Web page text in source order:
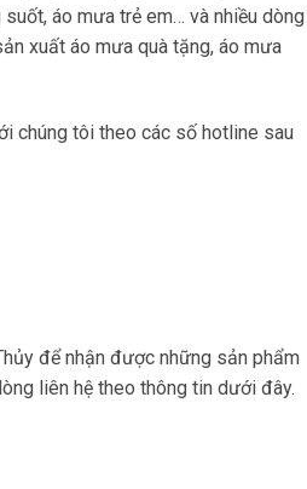
áo mưa trẻ em… và nhiều dòng
xuất áo mưa quà tặng, áo mưa
chúng tôi theo các số hotline sau
để nhận được những sản phẩm
liên hệ theo thông tin dưới đây.